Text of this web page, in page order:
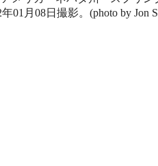
01月08日撮影。(photo by Jon